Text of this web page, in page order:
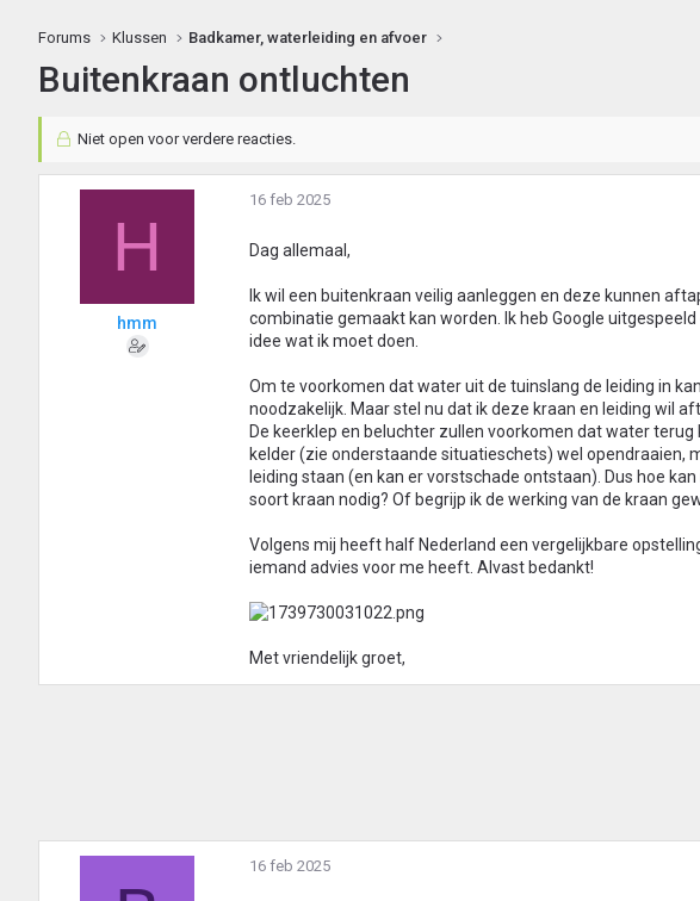
Forums Klussen Badkamer, waterleiding en afvoer
Buitenkraan ontluchten
Niet open voor verdere reacties.
H
hmm
16 feb 2025
Dag allemaal,
Ik wil een buitenkraan veilig aanleggen en deze kunnen
combinatie gemaakt kan worden. Ik heb Google
idee wat ik moet doen.
Om te voorkomen dat water uit de tuinslang de leiding in
noodzakelijk. Maar stel nu dat ik deze kraan en leiding wil
De keerklep en beluchter zullen voorkomen dat water
kelder (zie onderstaande situatieschets) wel opendraaien,
leiding staan (en kan er vorstschade ontstaan). Dus hoe
soort kraan nodig? Of begrijp ik de werking van de kraan
Volgens mij heeft half Nederland een vergelijkbare
iemand advies voor me heeft. Alvast bedankt!
Met vriendelijk groet,
16 feb 2025